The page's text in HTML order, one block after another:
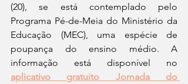
(20), se está contemplado pelo
Programa Pé-de-Meia do Ministério da
Educação (MEC), uma espécie de
poupança do ensino médio. A
aplicativo gratuito Jornada do